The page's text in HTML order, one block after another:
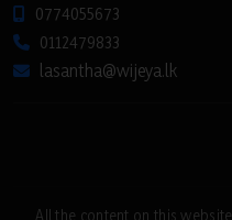
0774055673
0112479833
lasantha@wijeya.lk
All the content on this